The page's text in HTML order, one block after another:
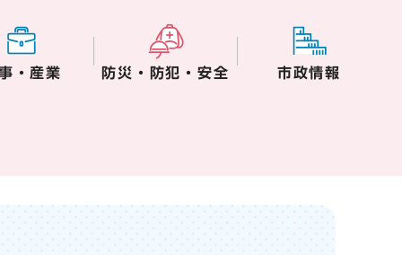
・産業 防災・防犯・安全 市政情報